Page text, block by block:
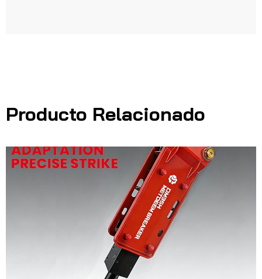
Producto Relacionado